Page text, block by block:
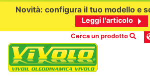
Novità: configura il tuo modello e
Leggi l'articolo
Cerca un prodotto